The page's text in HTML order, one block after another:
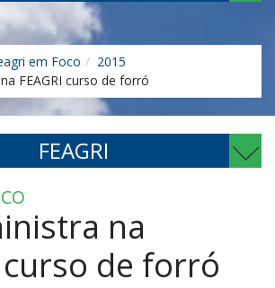
em Foco
2015
FEAGRI curso de forró
FEAGRI
na
curso de forró